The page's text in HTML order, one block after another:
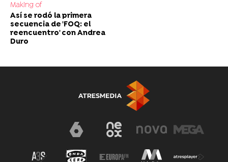
Making of
Así se rodó la primera
secuencia de 'FOQ: el
reencuentro' con Andrea
Duro